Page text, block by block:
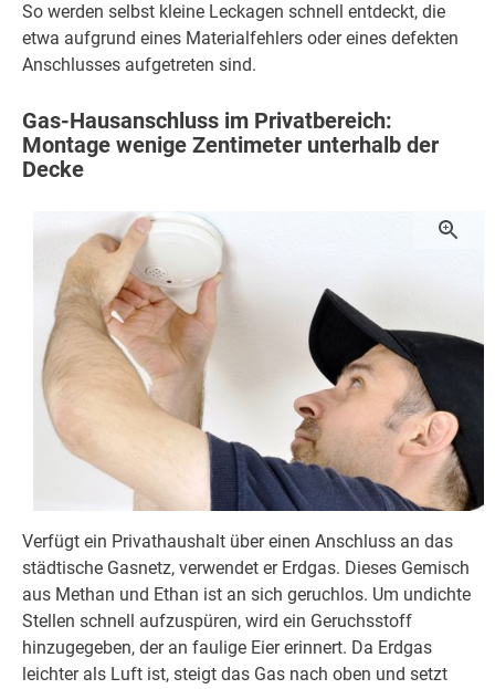
So werden selbst kleine Leckagen schnell entdeckt, die
etwa aufgrund eines Materialfehlers oder eines defekten
Anschlusses aufgetreten sind.
Gas-Hausanschluss im Privatbereich:
Montage wenige Zentimeter unterhalb der
Decke
Verfügt ein Privathaushalt über einen Anschluss an das
städtische Gasnetz, verwendet er Erdgas. Dieses Gemisch
aus Methan und Ethan ist an sich geruchlos. Um undichte
Stellen schnell aufzuspüren, wird ein Geruchsstoff
hinzugegeben, der an faulige Eier erinnert. Da Erdgas
leichter als Luft ist, steigt das Gas nach oben und setzt